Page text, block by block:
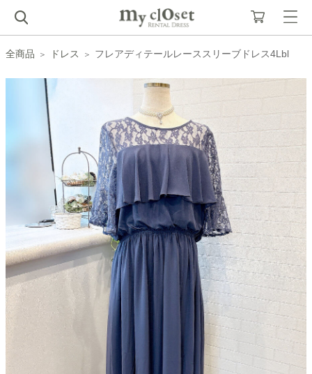
全商品 ドレス フレアディテールレーススリーブドレス4Lbl